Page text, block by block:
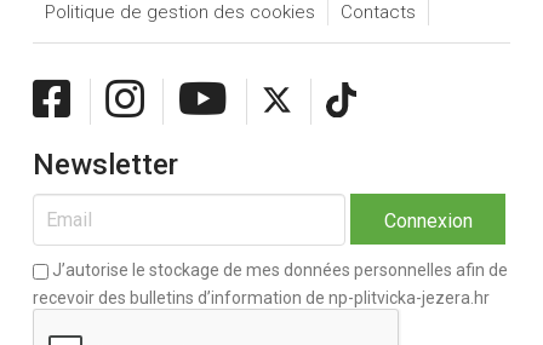
Politique de gestion des cookies
Contacts
Newsletter
J’autorise le stockage de mes données personnelles afin de
recevoir des bulletins d’information de np-plitvicka-jezera.hr